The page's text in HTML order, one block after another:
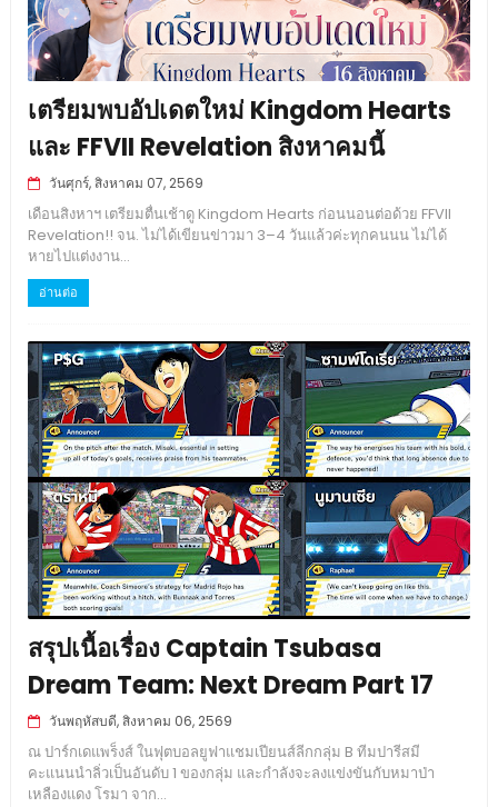
เตรียมพบอัปเดตใหม่ Kingdom Hearts
และ FFVII Revelation สิงหาคมนี้
วันศุกร์, สิงหาคม 07, 2569
เดือนสิงหาฯ เตรียมตื่นเช้าดู Kingdom Hearts ก่อนนอนต่อด้วย FFVII
Revelation!! จน. ไม่ได้เขียนข่าวมา 3–4 วันแล้วค่ะทุกคนนน ไม่ได้
หายไปแต่งงาน...
อ่านต่อ
สรุปเนื้อเรื่อง Captain Tsubasa
Dream Team: Next Dream Part 17
วันพฤหัสบดี, สิงหาคม 06, 2569
ณ ปาร์กเดแพร็งส์ ในฟุตบอลยูฟาแชมเปียนส์ลีกกลุ่ม B ทีมปารีสมี
คะแนนนำลิ่วเป็นอันดับ 1 ของกลุ่ม และกำลังจะลงแข่งขันกับหมาป่า
เหลืองแดง โรมา จาก...